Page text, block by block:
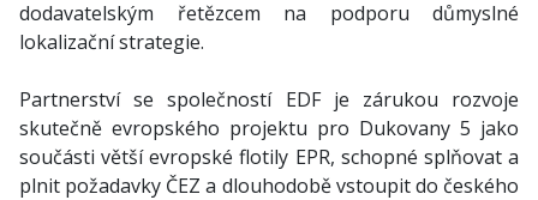
dodavatelským řetězcem na podporu důmyslné
lokalizační strategie.
Partnerství se společností EDF je zárukou rozvoje
skutečně evropského projektu pro Dukovany 5 jako
součásti větší evropské flotily EPR, schopné splňovat a
plnit požadavky ČEZ a dlouhodobě vstoupit do českého